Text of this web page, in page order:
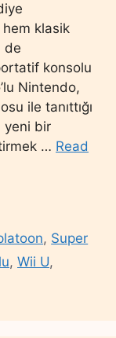
hem klasik
de
konsolu
Nintendo,
ile tanıttığı
yeni bir
… Read
, Super
, Wii U,